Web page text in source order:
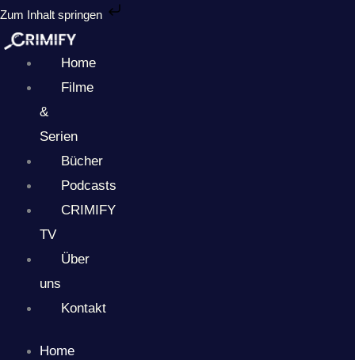
Zum Inhalt springen
Zum
Inhalt
springen
Home
Filme
&
Serien
Bücher
Podcasts
CRIMIFY
TV
Über
uns
Kontakt
Home